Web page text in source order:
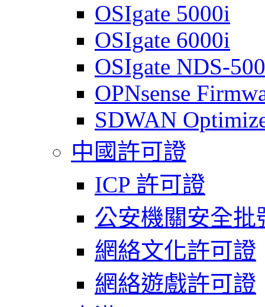
OSIgate 5000i
OSIgate 6000i
OSIgate NDS-
OPNsense
SDWAN
中國許可證
ICP 許可證
公安機關安全批
網絡文化許可證
網絡遊戲許可證